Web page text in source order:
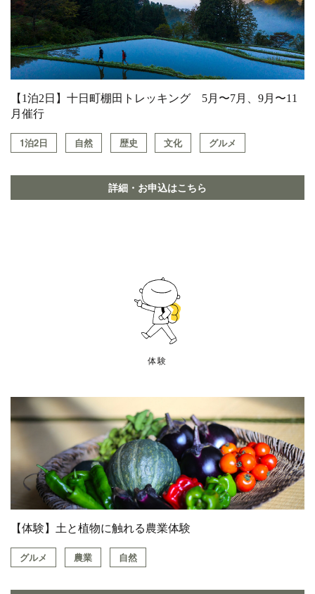
【1泊2日】十日町棚田トレッキング 5月〜7月、9月〜11
月催行
1泊2日 自然 歴史 文化 グルメ
詳細・お申込はこちら
体験
【体験】土と植物に触れる農業体験
グルメ 農業 自然